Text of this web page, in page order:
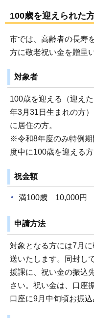
100歳を迎えられた
市では、高齢者の長寿
方に敬老祝い金を贈呈
対象者
100歳を迎える（迎え
年3月31日生まれの方
に居住の方。
※令和8年度のみ特例
度中に100歳を迎える
祝金額
満100歳 10,000円
申請方法
対象となる方には7月
送いたします。同封し
援課に、祝い金の振込
さい。祝い金は、口座
口座に9月中旬頃お振込